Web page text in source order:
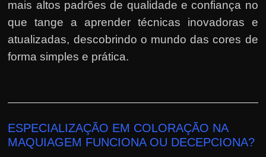
mais altos padrões de qualidade e confiança no
que tange a aprender técnicas inovadoras e
atualizadas, descobrindo o mundo das cores de
forma simples e prática.
ESPECIALIZAÇÃO EM COLORAÇÃO NA
MAQUIAGEM FUNCIONA OU DECEPCIONA?